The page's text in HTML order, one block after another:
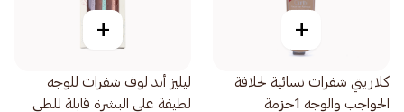
+
كلاريتي شفرات نسائية لحلاقة
الحواجب والوجه 1حزمة
+
ليليز أند لوف شفرات للوجه
لطيفة على البشرة قابلة للطي